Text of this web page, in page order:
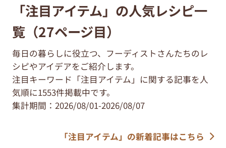
「注目アイテム」の人気レシピ一
覧（27ページ目）
毎日の暮らしに役立つ、フーディストさんたちのレ
シピやアイデアをご紹介します。
注目キーワード「注目アイテム」に関する記事を人
気順に1553件掲載中です。
集計期間：2026/08/01-2026/08/07
「注目アイテム」の新着記事はこちら